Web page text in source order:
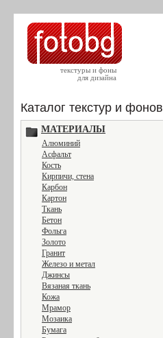
текстуры и фоны
для дизайна
Каталог текстур и фонов
МАТЕРИАЛЫ
Алюминий
Асфальт
Кость
Кирпичи, стена
Карбон
Картон
Ткань
Бетон
Фольга
Золото
Гранит
Железо и метал
Джинсы
Вязаная ткань
Кожа
Мрамор
Мозаика
Бумага